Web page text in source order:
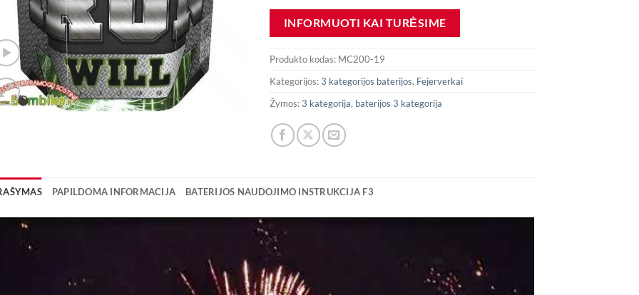
Produkto kodas: MC200-19
Kategorijos:3 kategorijos baterijos, Fejerverkai
Žymos:3 kategorija, baterijos 3 kategorija
PAPILDOMA INFORMACIJA BATERIJOS NAUDOJIMO INSTRUKCIJA F3